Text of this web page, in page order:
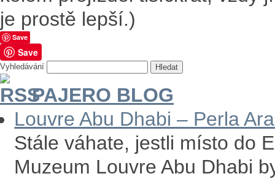
je prostě lepší.)
Save
Save
Vyhledávání
PAJERO BLOG
Louvre Abu Dhabi – Perla
Stále váhate, jestli místo do
Muzeum Louvre Abu Dhabi